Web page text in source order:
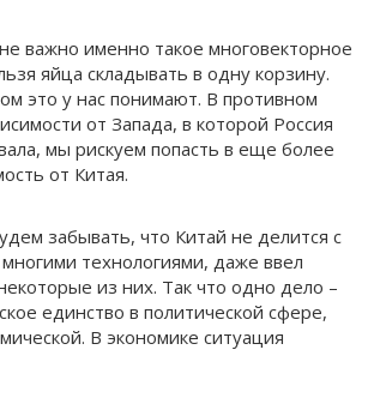
важно именно такое многовекторное
яйца складывать в одну корзину.
это у нас понимают. В противном
от Запада, в которой Россия
мы рискуем попасть в еще более
от Китая.
забывать, что Китай не делится с
технологиями, даже ввел
из них. Так что одно дело –
единство в политической сфере,
В экономике ситуация